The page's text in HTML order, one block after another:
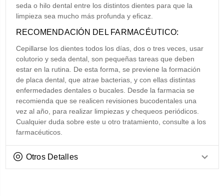
seda o hilo dental entre los distintos dientes para que la
limpieza sea mucho más profunda y eficaz.
RECOMENDACIÓN DEL FARMACÉUTICO:
Cepillarse los dientes todos los días, dos o tres veces, usar
colutorio y seda dental, son pequeñas tareas que deben
estar en la rutina. De esta forma, se previene la formación
de placa dental, que atrae bacterias, y con ellas distintas
enfermedades dentales o bucales. Desde la farmacia se
recomienda que se realicen revisiones bucodentales una
vez al año, para realizar limpiezas y chequeos periódicos.
Cualquier duda sobre este u otro tratamiento, consulte a los
farmacéuticos.
Otros Detalles